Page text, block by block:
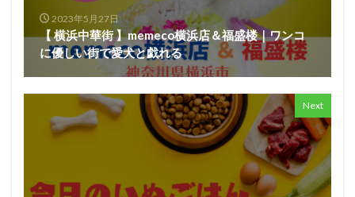
2023年5月27日
【 横浜中華街 】memeco横浜店＆福盛楼｜ワンコ
に優しい街で愛犬と戯れる
Next